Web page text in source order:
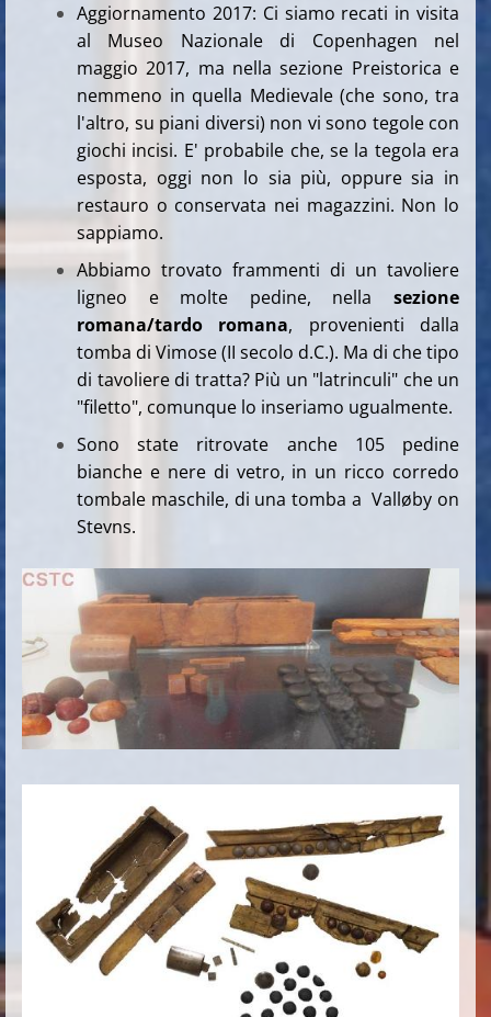
Aggiornamento 2017: Ci siamo recati in visita
al Museo Nazionale di Copenhagen nel
maggio 2017, ma nella sezione Preistorica e
nemmeno in quella Medievale (che sono, tra
l'altro, su piani diversi) non vi sono tegole con
giochi incisi. E' probabile che, se la tegola era
esposta, oggi non lo sia più, oppure sia in
restauro o conservata nei magazzini. Non lo
sappiamo.
Abbiamo trovato frammenti di un tavoliere
ligneo e molte pedine, nella sezione
romana/tardo romana, provenienti dalla
tomba di Vimose (II secolo d.C.). Ma di che tipo
di tavoliere di tratta? Più un "latrinculi" che un
"filetto", comunque lo inseriamo ugualmente.
Sono state ritrovate anche 105 pedine
bianche e nere di vetro, in un ricco corredo
tombale maschile, di una tomba a Valløby on
Stevns.